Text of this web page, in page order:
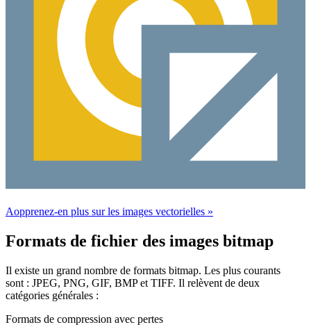
Aopprenez-en plus sur les images vectorielles »
Formats de fichier des images bitmap
Il existe un grand nombre de formats bitmap. Les plus courants
sont : JPEG, PNG, GIF, BMP et TIFF. Il relèvent de deux
catégories générales :
Formats de compression avec pertes